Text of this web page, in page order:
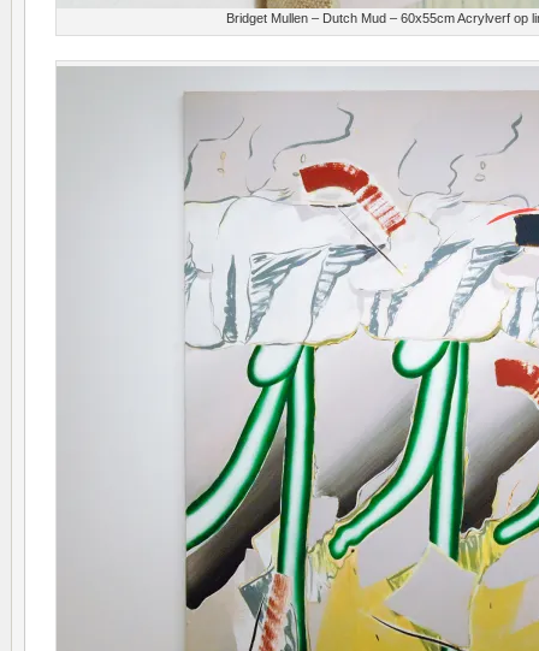
Bridget Mullen – Dutch Mud – 60x55cm Acrylverf op